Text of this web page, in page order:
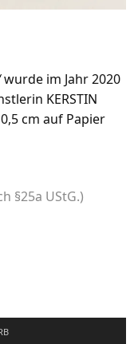
wurde im Jahr 2020
KERSTIN
cm auf Papier
§25a UStG.)